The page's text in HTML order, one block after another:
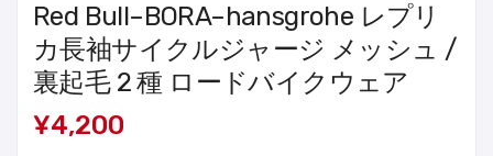
Red Bull–BORA–hansgrohe レプリ
カ長袖サイクルジャージ メッシュ /
裏起毛 2 種 ロードバイクウェア
¥4,200